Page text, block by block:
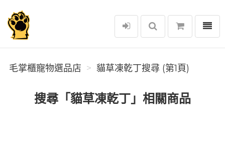
毛掌櫃寵物選品店
選單
毛掌櫃寵物選品店 貓草凍乾丁搜尋 (第1頁)
搜尋「貓草凍乾丁」相關商品